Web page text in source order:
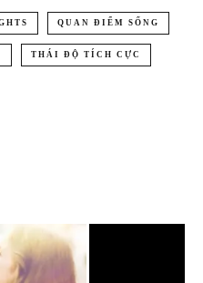
QUAN ĐIỂM SỐNG
THÁI ĐỘ TÍCH CỰC